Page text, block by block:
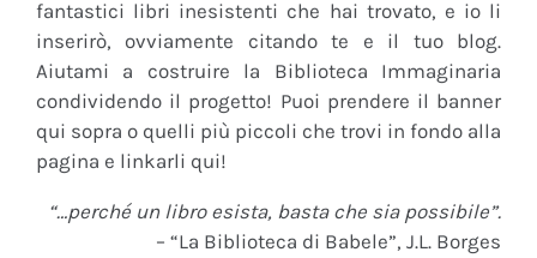
fantastici libri inesistenti che hai trovato, e io li
inserirò, ovviamente citando te e il tuo blog.
Aiutami a costruire la Biblioteca Immaginaria
condividendo il progetto! Puoi prendere il banner
qui sopra o quelli più piccoli che trovi in fondo alla
pagina e linkarli qui!
“…perché un libro esista, basta che sia possibile”.
– “La Biblioteca di Babele”, J.L. Borges